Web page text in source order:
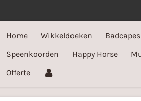
Home Wikkeldoeken Badcapes
Speenkoorden
Happy Horse
Offerte